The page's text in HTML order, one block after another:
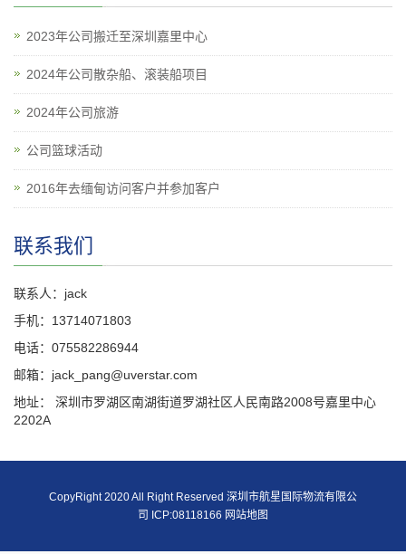
2023年公司搬迁至深圳嘉里中心
2024年公司散杂船、滚装船项目
2024年公司旅游
公司篮球活动
2016年去缅甸访问客户并参加客户
联系我们
联系人：jack
手机：13714071803
电话：075582286944
邮箱：jack_pang@uverstar.com
地址： 深圳市罗湖区南湖街道罗湖社区人民南路2008号嘉里中心
2202A
CopyRight 2020 All Right Reserved 深圳市航星国际物流有限公
司 ICP:08118166 网站地图